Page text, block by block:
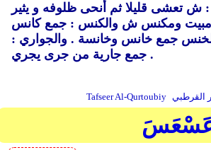
ش تعشى قليلا ثم أنحى ظلوفه و يثير
مبيت ومكنس ش والكنس : جمع كانس
جمع خانس وخانسة . والجواري :
جمع جارية من جرى يجري .
Tafseer Al-Qurtoubiy القرطبي
عَسْعَسَ